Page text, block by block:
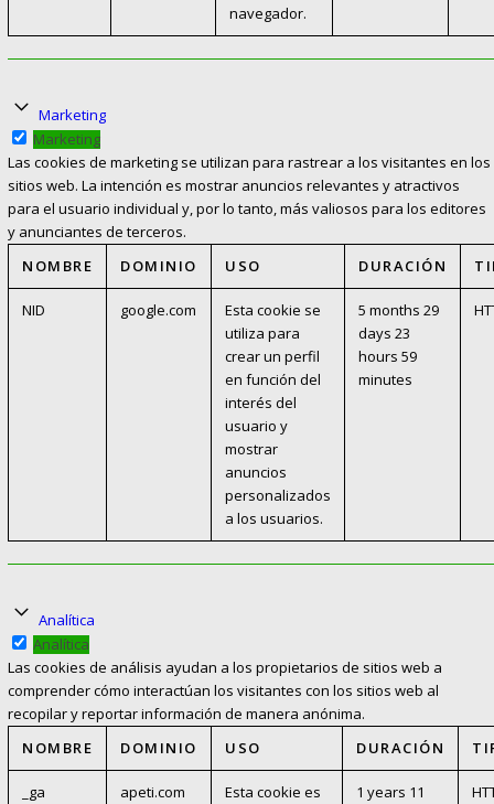
navegador.
Marketing
Marketing
Las cookies de marketing se utilizan para rastrear a los visitantes en los
sitios web. La intención es mostrar anuncios relevantes y atractivos
para el usuario individual y, por lo tanto, más valiosos para los editores
y anunciantes de terceros.
NOMBRE
DOMINIO USO DURACIÓN
NID google.com
Esta cookie se
utiliza para
crear un perfil
en función del
interés del
usuario y
mostrar
anuncios
personalizados
a los usuarios.
5 months 29
days 23
hours 59
minutes
Analítica
Analítica
Las cookies de análisis ayudan a los propietarios de sitios web a
comprender cómo interactúan los visitantes con los sitios web al
recopilar y reportar información de manera anónima.
NOMBRE
DOMINIO USO DURACIÓN
_ga apeti.com
Esta cookie es
1 years 11